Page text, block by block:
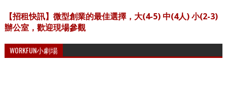
【招租快訊】微型創業的最佳選擇，大(4-5) 中(4人) 小(2-3)
辦公室，歡迎現場參觀
WORKFUN小劇場